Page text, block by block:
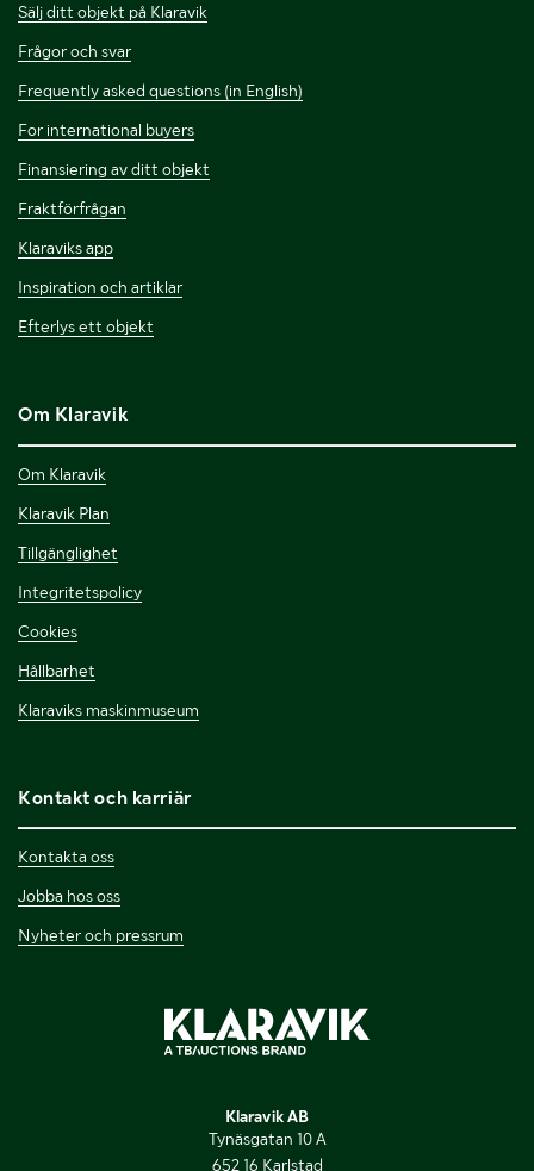
Sälj ditt objekt på Klaravik
Frågor och svar
Frequently asked questions (in English)
For international buyers
Finansiering av ditt objekt
Fraktförfrågan
Klaraviks app
Inspiration och artiklar
Efterlys ett objekt
Om Klaravik
Om Klaravik
Klaravik Plan
Tillgänglighet
Integritetspolicy
Cookies
Hållbarhet
Klaraviks maskinmuseum
Kontakt och karriär
Kontakta oss
Jobba hos oss
Nyheter och pressrum
Klaravik AB
Tynäsgatan 10 A
652 16 Karlstad